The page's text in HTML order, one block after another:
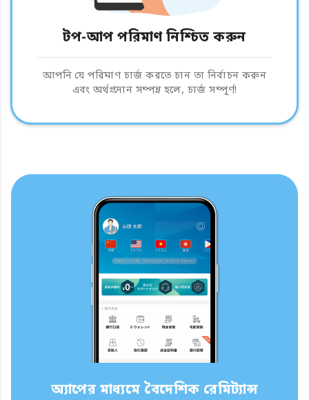
টপ-আপ পরিমাণ নিশ্চিত করুন
আপনি যে পরিমাণ চার্জ করতে চান তা নির্বাচন করুন
এবং অর্থপ্রদান সম্পন্ন হলে, চার্জ সম্পূর্ণ!
অ্যাপের মাধ্যমে বৈদেশিক রেমিট্যান্স